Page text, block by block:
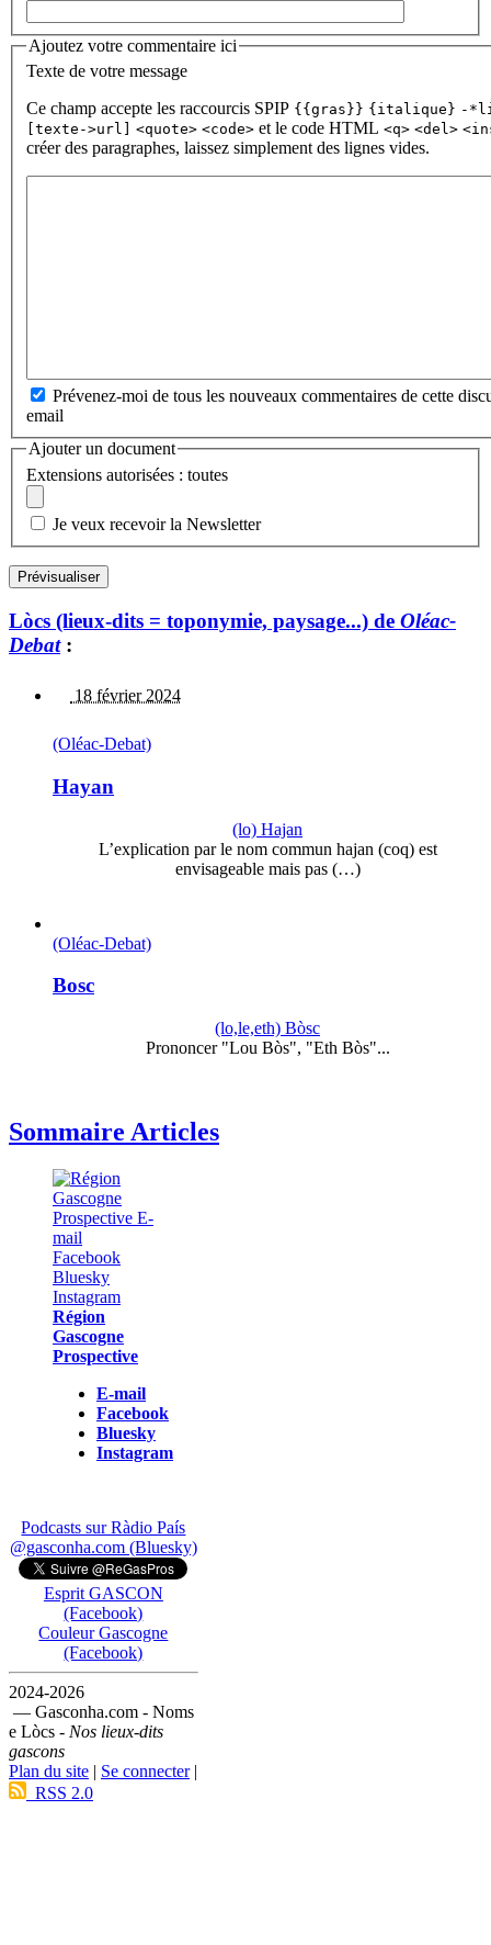
Ajoutez votre commentaire ici
Texte de votre message
Ce champ accepte les raccourcis SPIP {{gras}} {italique} -
[texte->url]
<quote> <code> et le code HTML <q> <del>
créer des paragraphes, laissez simplement des lignes vides.
Prévenez-moi de tous les nouveaux commentaires de cette
email
Ajouter un document
Extensions autorisées : toutes
Je veux recevoir la Newsletter
Lòcs (lieux-dits = toponymie, paysage...) de Oléac-
Debat:
18 février 2024
(Oléac-Debat)
Hayan
(lo) Hajan
L’explication par le nom commun hajan (coq) est
envisageable mais pas (…)
(Oléac-Debat)
Bosc
(lo,le,eth) Bòsc
Prononcer "Lou Bòs", "Eth Bòs"...
Sommaire Articles
Région
Gascogne
Prospective
E-mail
Facebook
Bluesky
Instagram
Podcasts sur Ràdio País
@gasconha.com (Bluesky)
Esprit GASCON
(Facebook)
Couleur Gascogne
(Facebook)
2024-2026
— Gasconha.com - Noms
e Lòcs - Nos lieux-dits
gascons
Plan du site | Se connecter|
RSS 2.0